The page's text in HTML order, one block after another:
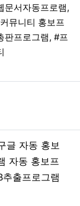
문서자동프로램,
뮤니티 홍보프
판프로그램, #프
자동 홍보
자동 홍보프
출프로그램